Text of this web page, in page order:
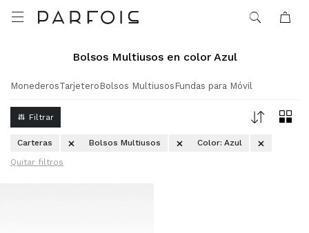

Bolsos Multiusos en color Azul
MonederosTarjetero Bolsos Multiusos Fundas para Móvil
Carteras Bolsos Multiusos Color: Azul
Quitar filtros